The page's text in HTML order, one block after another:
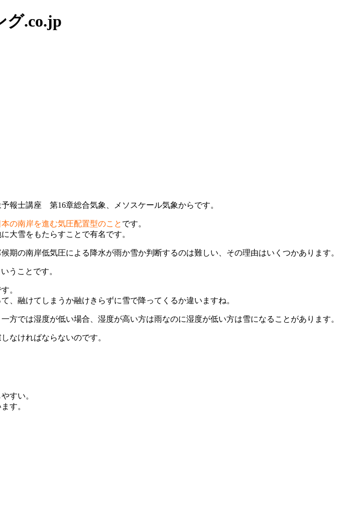
グ.co.jp
報士講座 第16章総合気象、メソスケール気象からです。
の南岸を進む気圧配置型のこと です。
大雪をもたらすことで有名です。
期の南岸低気圧による降水が雨か雪か判断するのは難しい、その理由はいくつかあります。
うことです。
。
、融けてしまうか融けきらずに雪で降ってくるか違いますね。
では湿度が低い場合、湿度が高い方は雨なのに湿度が低い方は雪になることがあります。
なければならないのです。
すい。
す。